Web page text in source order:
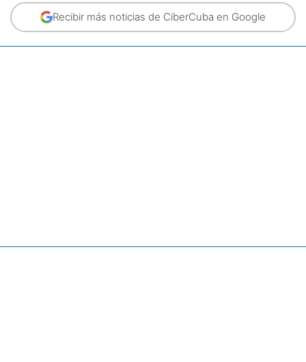
Recibir más noticias de CiberCuba en Google